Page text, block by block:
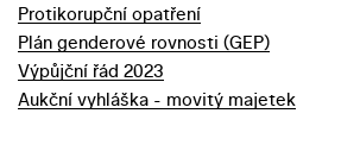
Protikorupční opatření
Plán genderové rovnosti (GEP)
Výpůjční řád 2023
Aukční vyhláška - movitý majetek